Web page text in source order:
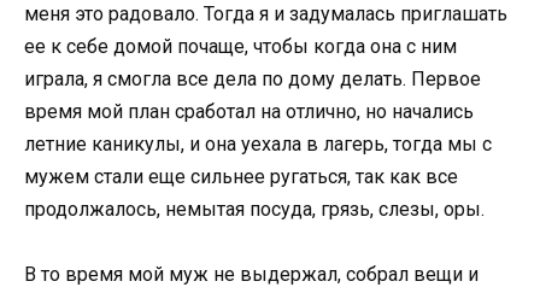
меня это радовало. Тогда я и задумалась приглашать
ее к себе домой почаще, чтобы когда она с ним
играла, я смогла все дела по дому делать. Первое
время мой план сработал на отлично, но начались
летние каникулы, и она уехала в лагерь, тогда мы с
мужем стали еще сильнее ругаться, так как все
продолжалось, немытая посуда, грязь, слезы, оры.
В то время мой муж не выдержал, собрал вещи и